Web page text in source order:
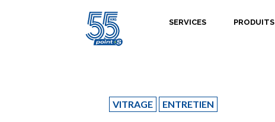
SERVICES PRODUITS
VITRAGE ENTRETIEN